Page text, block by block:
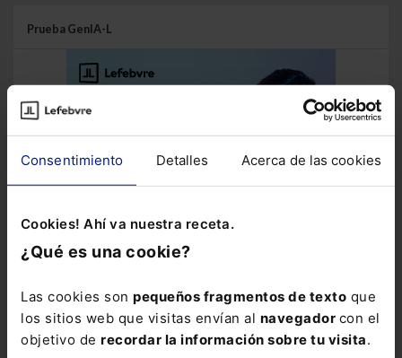
Consentimiento Detalles Acerca de las cookies
Cookies! Ahí va nuestra receta.
¿Qué es una cookie?
Las cookies son pequeños fragmentos de texto que
los sitios web que visitas envían al navegador con el
objetivo de recordar la información sobre tu visita.
Prueba GenIA-L